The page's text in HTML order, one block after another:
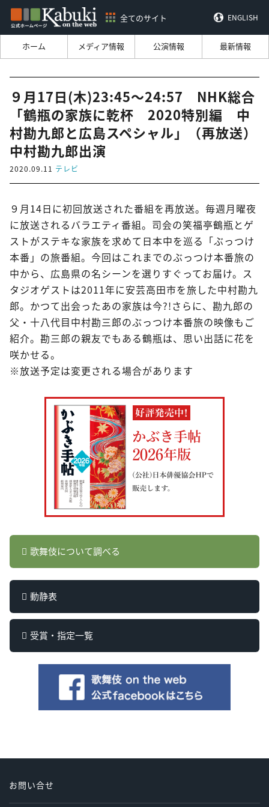
全てのサイト ENGLISH
ホーム メディア情報 公演情報 最新情報
９月17日(木)23:45～24:57 NHK総合
「鶴瓶の家族に乾杯 2020特別編 中
村勘九郎と広島スペシャル」（再放送）
中村勘九郎出演
2020.09.11 テレビ
９月14日に初回放送された番組を再放送。毎週月曜夜
に放送されるバラエティ番組。司会の笑福亭鶴瓶とゲ
ストがステキな家族を求めて日本中を巡る「ぶっつけ
本番」の旅番組。今回はこれまでのぶっつけ本番旅の
中から、広島県の名シーンを選りすぐってお届け。ス
タジオゲストは2011年に安芸高田市を旅した中村勘九
郎。かつて出会ったあの家族は今?!さらに、勘九郎の
父・十八代目中村勘三郎のぶっつけ本番旅の映像もご
紹介。勘三郎の親友でもある鶴瓶は、思い出話に花を
咲かせる。
※放送予定は変更される場合があります
歌舞伎について調べる
動静表
受賞・指定一覧
お問い合せ